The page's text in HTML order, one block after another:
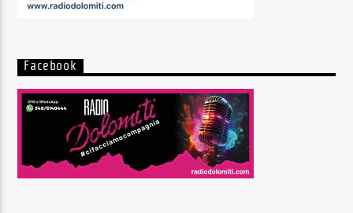
Facebook